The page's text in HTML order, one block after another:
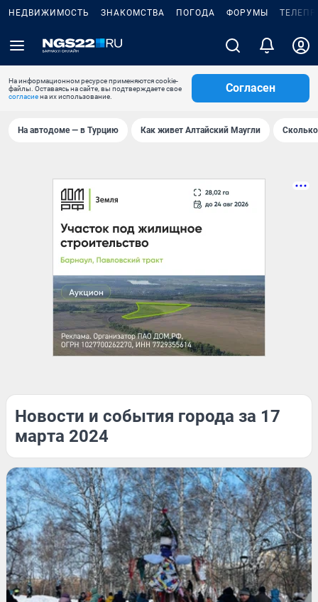
НЕДВИЖИМОСТЬ ЗНАКОМСТВА ПОГОДА ФОРУМЫ
На информационном ресурсе применяются cookie-
файлы. Оставаясь на сайте, вы подтверждаете свое
согласиена их использование.
Согласен
На автодоме — в Турцию Как живет Алтайский Маугли
Новости и события города за 17
марта 2024